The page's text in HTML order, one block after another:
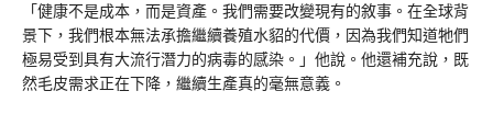
「健康不是成本，而是資產。我們需要改變現有的敘事。在全球背
景下，我們根本無法承擔繼續養殖水貂的代價，因為我們知道牠們
極易受到具有大流行潛力的病毒的感染。」他說。他還補充說，既
然毛皮需求正在下降，繼續生產真的毫無意義。